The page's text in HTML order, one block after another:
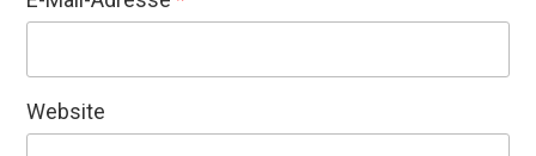
Website